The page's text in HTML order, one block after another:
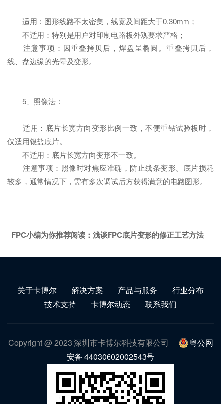
适用：图形线路不太密集，线宽及间距大于0.30mm；
不适用：特别是用户对印制电路板外观要求严格；
注意事项：因重叠拷贝后，焊盘呈椭圆。重叠拷贝后，
线、盘边缘的光晕及变形。
5、照像法：
适用：底片长宽方向变形比例一致，不便重钻试验板时，
仅适用银盐底片。
不适用：底片长宽方向变形不一致。
注意事项：照像时对焦应准确，防止线条变形。底片损耗
较多，通常情况下，需有多次调试后方获得满意的电路图形。
FPC小编为你推荐阅读： 浅谈FPC底片变形的修正工艺方法
关于卡博尔 解决方案 产品与服务
行业分布
技术支持
卡博尔动态 联系我们
Copyright @ 2023 深圳市卡博尔科技有限公司
粤公网
安备 44030602002543号